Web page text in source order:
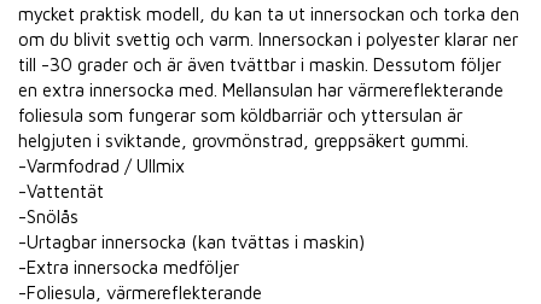
mycket praktisk modell, du kan ta ut innersockan och torka den
om du blivit svettig och varm. Innersockan i polyester klarar ner
till -30 grader och är även tvättbar i maskin. Dessutom följer
en extra innersocka med. Mellansulan har värmereflekterande
foliesula som fungerar som köldbarriär och yttersulan är
helgjuten i sviktande, grovmönstrad, greppsäkert gummi.
-Varmfodrad / Ullmix
-Vattentät
-Snölås
-Urtagbar innersocka (kan tvättas i maskin)
-Extra innersocka medföljer
-Foliesula, värmereflekterande